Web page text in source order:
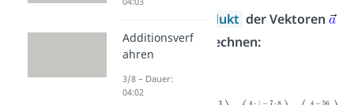
Kreuzprodukt der Vektoren
und
berechnen:
Additionsverf
ahren
3/8 – Dauer:
04:02